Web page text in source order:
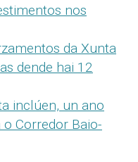
nos
da Xunta
dende hai 12
inclúen, un ano
Corredor Baio-